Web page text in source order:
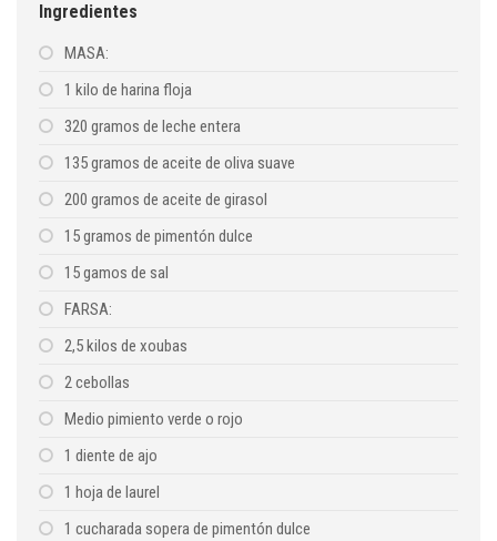
Ingredientes
MASA:
1 kilo de harina floja
320 gramos de leche entera
135 gramos de aceite de oliva suave
200 gramos de aceite de girasol
15 gramos de pimentón dulce
15 gamos de sal
FARSA:
2,5 kilos de xoubas
2 cebollas
Medio pimiento verde o rojo
1 diente de ajo
1 hoja de laurel
1 cucharada sopera de pimentón dulce